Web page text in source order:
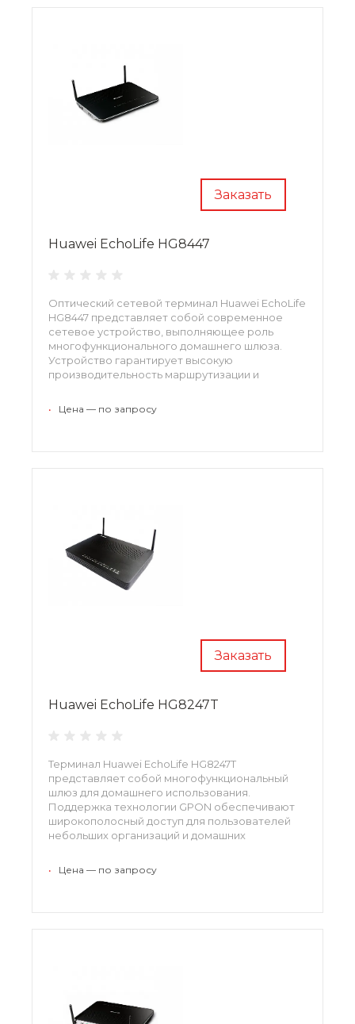
Заказать
Huawei EchoLife HG8447
Оптический сетевой терминал Huawei EchoLife
HG8447 представляет собой современное
сетевое устройство, выполняющее роль
многофункционального домашнего шлюза.
Устройство гарантирует высокую
производительность маршрутизации и
• Цена — по запросу
Заказать
Huawei EchoLife HG8247T
Терминал Huawei EchoLife HG8247T
представляет собой многофункциональный
шлюз для домашнего использования.
Поддержка технологии GPON обеспечивают
широкополосный доступ для пользователей
небольших организаций и домашних
• Цена — по запросу